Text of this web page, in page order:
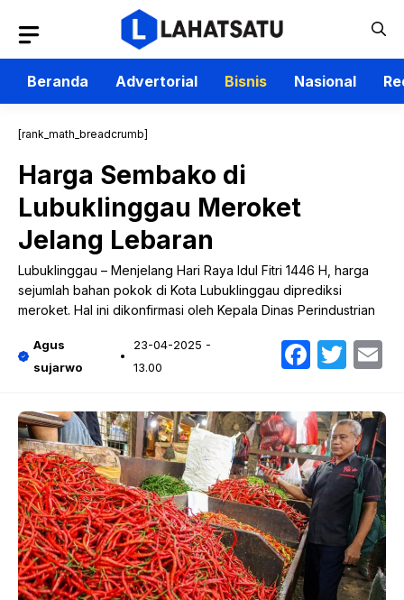
isi
Beranda
Advertorial Bisnis Nasional
[rank_math_breadcrumb]
Harga Sembako di
Lubuklinggau Meroket
Jelang Lebaran
Lubuklinggau – Menjelang Hari Raya Idul Fitri 1446 H, harga
sejumlah bahan pokok di Kota Lubuklinggau diprediksi
meroket. Hal ini dikonfirmasi oleh Kepala Dinas Perindustrian
Agus
sujarwo
23-04-2025 -
13.00